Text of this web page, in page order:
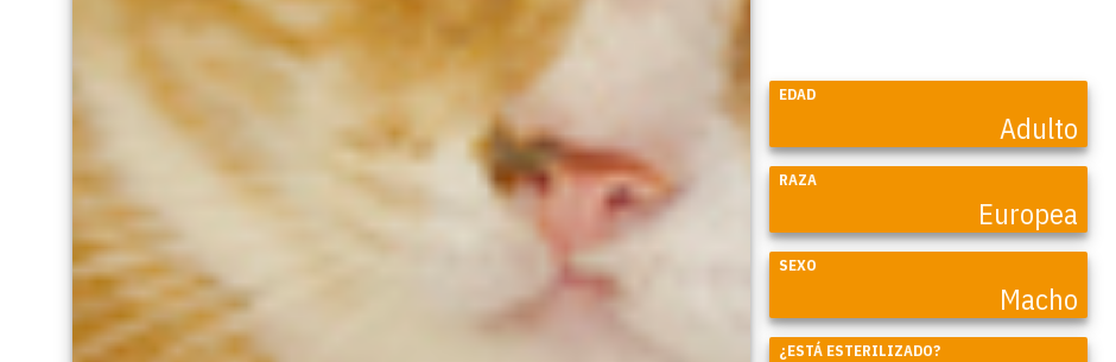
EDAD
Adulto
RAZA
Europea
SEXO
Macho
¿ESTÁ ESTERILIZADO?
Coral